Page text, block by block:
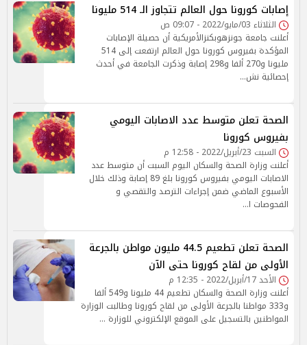
إصابات كورونا حول العالم تتجاوز الـ 514 مليونا
الثلاثاء 03/مايو/2022 - 09:07 ص
أعلنت جامعة جونزهوبكنزالأمريكية أن حصيلة الإصابات
المؤكدة بفيروس كورونا حول العالم ارتفعت إلى 514
مليونا و270 ألفا و298 إصابة وذكرت الجامعة في أحدث
إحصائية نش…
الصحة تعلن متوسط عدد الاصابات اليومي
بفيروس كورونا
السبت 23/أبريل/2022 - 12:58 م
أعلنت وزارة الصحة والسكان اليوم السبت أن متوسط عدد
الاصابات اليومي بفيروس كورونا بلغ 89 إصابة وذلك خلال
الأسبوع الماضي ضمن إجراءات الترصد والتقصي و
الفحوصات ا…
الصحة تعلن تطعيم 44.5 مليون مواطن بالجرعة
الأولى من لقاح كورونا حتى الآن
الأحد 17/أبريل/2022 - 12:35 م
أعلنت وزارة الصحة والسكان تطعيم 44 مليونا و549 ألفا
و333 مواطنا بالجرعة الأولى من لقاح كورونا وطالبت الوزارة
المواطنين بالتسجيل على الموقع الإلكتروني للوزارة …